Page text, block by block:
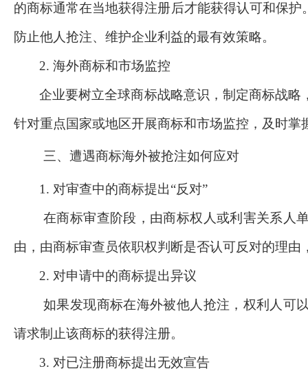
的商标通常在当地获得注册后才能获得认可和保
防止他人抢注、维护企业利益的最有效策略。
2. 海外商标和市场监控
企业要树立全球商标战略意识，制定商标战
针对重点国家或地区开展商标和市场监控，及时
三、遭遇商标海外被抢注如何应对
1. 对审查中的商标提出“反对”
在商标审查阶段，由商标权人或利害关系人
由，由商标审查员依职权判断是否认可反对的理
2. 对申请中的商标提出异议
如果发现商标在海外被他人抢注，权利人可
请求制止该商标的获得注册。
3. 对已注册商标提出无效宣告